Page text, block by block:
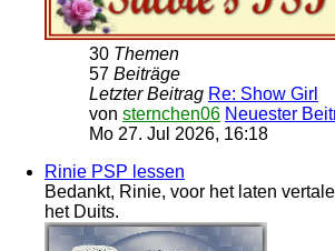
30 Themen
57 Beiträge
Letzter Beitrag Re: Show Girl
von sternchen06 Neuester
Mo 27. Jul 2026, 16:18
Rinie PSP lessen
Bedankt, Rinie, voor het laten
het Duits.